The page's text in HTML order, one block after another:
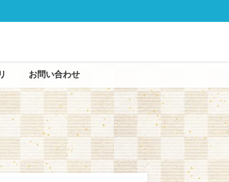
お問い合わせ